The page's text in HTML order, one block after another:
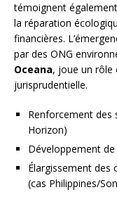
témoignent
la réparation
financières.
par des ONG
Oceana, joue un rôle
jurisprudentielle.
Renforcement des
Horizon)
Développement
Élargissement des
(cas Philippines/